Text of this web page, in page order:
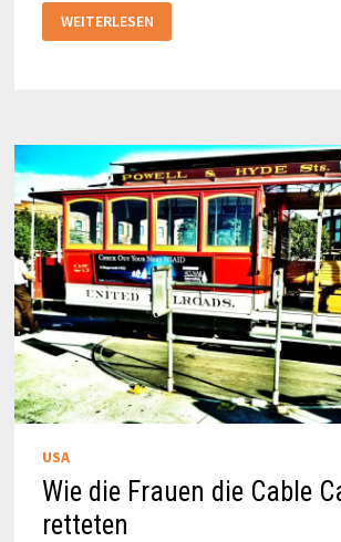
WASSERSCHLOSS
STRÜNKEDE
IN
WEITERLESEN
USA
Wie die Frauen die Cable
retteten